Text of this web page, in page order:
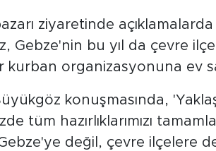
ziyaretinde
Gebze'nin bu yıl da çevre
kurban organizasyonuna ev
konuşmasında,
tüm hazırlıklarımızı
değil, çevre ilçelere